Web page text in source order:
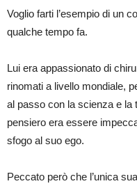
Voglio farti l’esempio di un
qualche tempo fa.
Lui era appassionato di
rinomati a livello mondiale,
al passo con la scienza e la
pensiero era essere
sfogo al suo ego.
Peccato però che l’unica